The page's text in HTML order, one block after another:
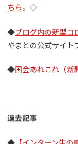
ちら。◇
◆ブログ内の新型コ
やまとの公式サイト
◆国会あれこれ（新
過去記事